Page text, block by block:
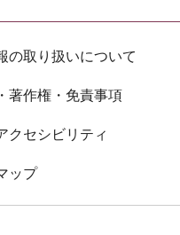
の取り扱いについて
著作権・免責事項
クセシビリティ
ップ